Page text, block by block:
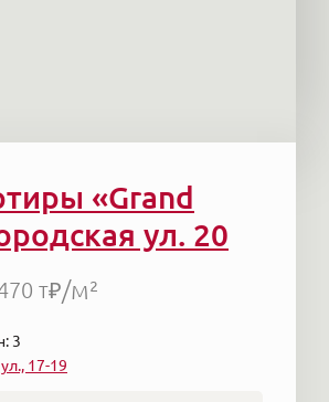
«Grand
ул. 20
т₽/м²
3
17-19